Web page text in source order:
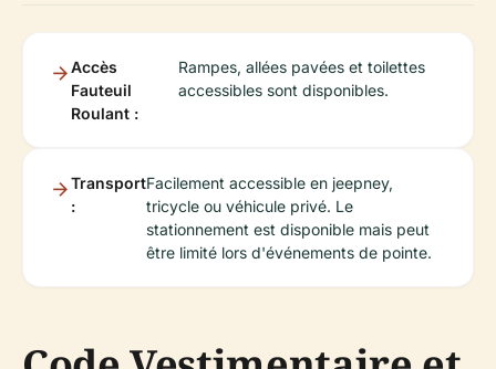
Accès
Fauteuil
Roulant :
Rampes, allées pavées et toilettes
accessibles sont disponibles.
Transport
:
Facilement accessible en jeepney,
tricycle ou véhicule privé. Le
stationnement est disponible mais peut
être limité lors d'événements de pointe.